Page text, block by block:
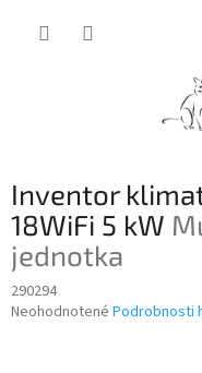
Inventor
18WiFi 5 kW
jednotka
290294
Priemerné
Neohodnotené Podrobnosti